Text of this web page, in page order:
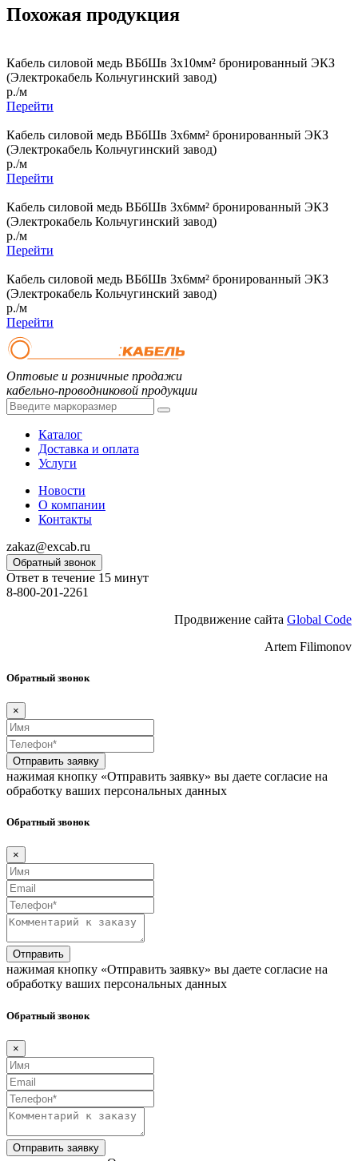
Похожая продукция
Кабель силовой медь ВБбШв 3x10мм² бронированный ЭКЗ
(Электрокабель Кольчугинский завод)
р./м
Перейти
Кабель силовой медь ВБбШв 3x6мм² бронированный ЭКЗ
(Электрокабель Кольчугинский завод)
р./м
Перейти
Кабель силовой медь ВБбШв 3x6мм² бронированный ЭКЗ
(Электрокабель Кольчугинский завод)
р./м
Перейти
Кабель силовой медь ВБбШв 3x6мм² бронированный ЭКЗ
(Электрокабель Кольчугинский завод)
р./м
Перейти
Оптовые и розничные продажи
кабельно-проводниковой продукции
Каталог
Доставка и оплата
Услуги
Новости
О компании
Контакты
zakaz@excab.ru
Обратный звонок
Ответ в течение 15 минут
8-800-201-2261
Продвижение сайта Global Code
Artem Filimonov
Обратный звонок
×
Отправить заявку
нажимая кнопку «Отправить заявку» вы даете согласие на
обработку ваших персональных данных
Обратный звонок
×
Отправить
нажимая кнопку «Отправить заявку» вы даете согласие на
обработку ваших персональных данных
Обратный звонок
×
Отправить заявку